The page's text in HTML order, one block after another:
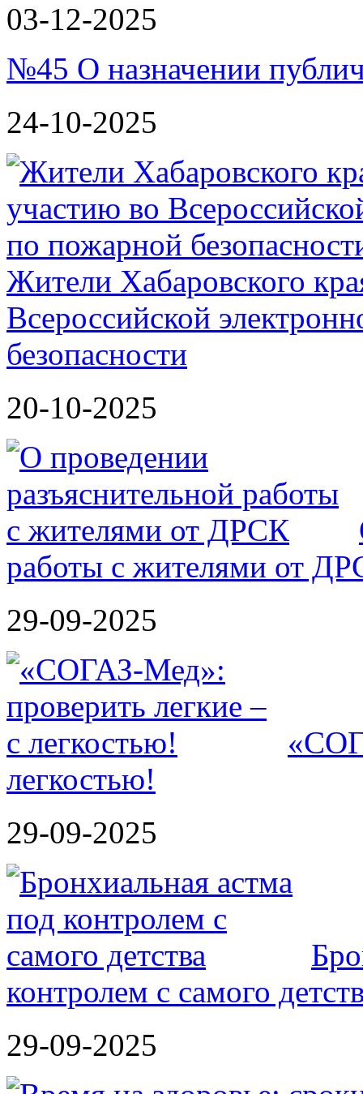
03-12-2025
№45 О назначении
24-10-2025
Жители Хабаровского
Всероссийской
безопасности
20-10-2025
работы с жителями от
29-09-2025
легкостью!
29-09-2025
контролем с самого
29-09-2025